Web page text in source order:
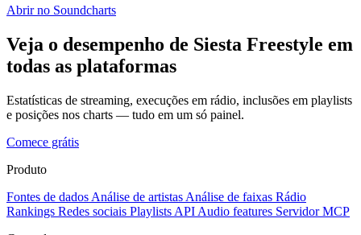
Abrir no Soundcharts
Veja o desempenho de Siesta Freestyle em
todas as plataformas
Estatísticas de streaming, execuções em rádio, inclusões em playlists
e posições nos charts — tudo em um só painel.
Comece grátis
Produto
Fontes de dados Análise de artistas Análise de faixas Rádio
Rankings Redes sociais Playlists API Audio features Servidor MCP